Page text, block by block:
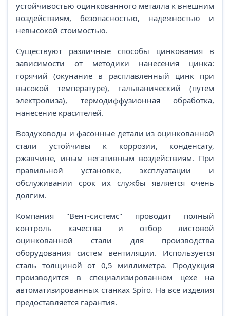
устойчивостью оцинкованного металла к внешним
воздействиям, безопасностью, надежностью и
невысокой стоимостью.
Существуют различные способы цинкования в
зависимости от методики нанесения цинка:
горячий (окунание в расплавленный цинк при
высокой температуре), гальванический (путем
электролиза), термодиффузионная обработка,
нанесение красителей.
Воздуховоды и фасонные детали из оцинкованной
стали устойчивы к коррозии, конденсату,
ржавчине, иным негативным воздействиям. При
правильной установке, эксплуатации и
обслуживании срок их службы является очень
долгим.
Компания "Вент-системс" проводит полный
контроль качества и отбор листовой
оцинкованной стали для производства
оборудования систем вентиляции. Используется
сталь толщиной от 0,5 миллиметра. Продукция
производится в специализированном цехе на
автоматизированных станках Spiro. На все изделия
предоставляется гарантия.